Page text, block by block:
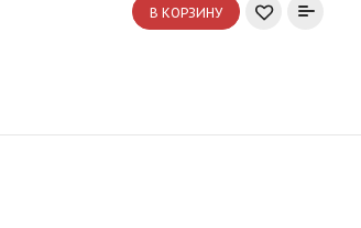
В КОРЗИНУ